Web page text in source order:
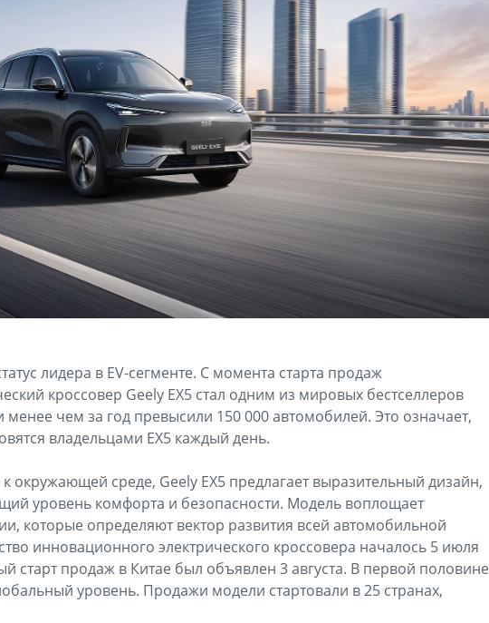
лидера в EV-сегменте. С момента старта продаж
кроссовер Geely EX5 стал одним из мировых бестселлеров
чем за год превысили 150 000 автомобилей. Это означает,
владельцами EX5 каждый день.
среде, Geely EX5 предлагает выразительный дизайн,
уровень комфорта и безопасности. Модель воплощает
которые определяют вектор развития всей автомобильной
инновационного электрического кроссовера началось 5 июля
старт продаж в Китае был объявлен 3 августа. В первой половине
уровень. Продажи модели стартовали в 25 странах,